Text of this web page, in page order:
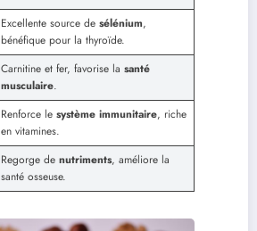
Excellente source de sélénium,
bénéfique pour la thyroïde.
Carnitine et fer, favorise la santé
musculaire.
Renforce le système immunitaire, riche
en vitamines.
Regorge de nutriments, améliore la
santé osseuse.